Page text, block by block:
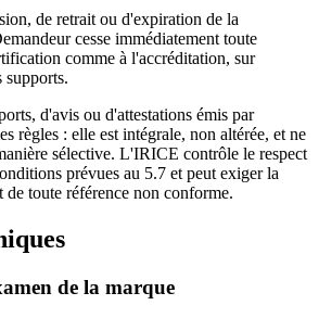
de retrait ou d'expiration de la
cesse immédiatement toute
comme à l'accréditation, sur
supports.
d'avis ou d'attestations émis par
règles : elle est intégrale, non altérée, et ne
sélective. L'IRICE contrôle le respect
prévues au 5.7 et peut exiger la
toute référence non conforme.
de la marque